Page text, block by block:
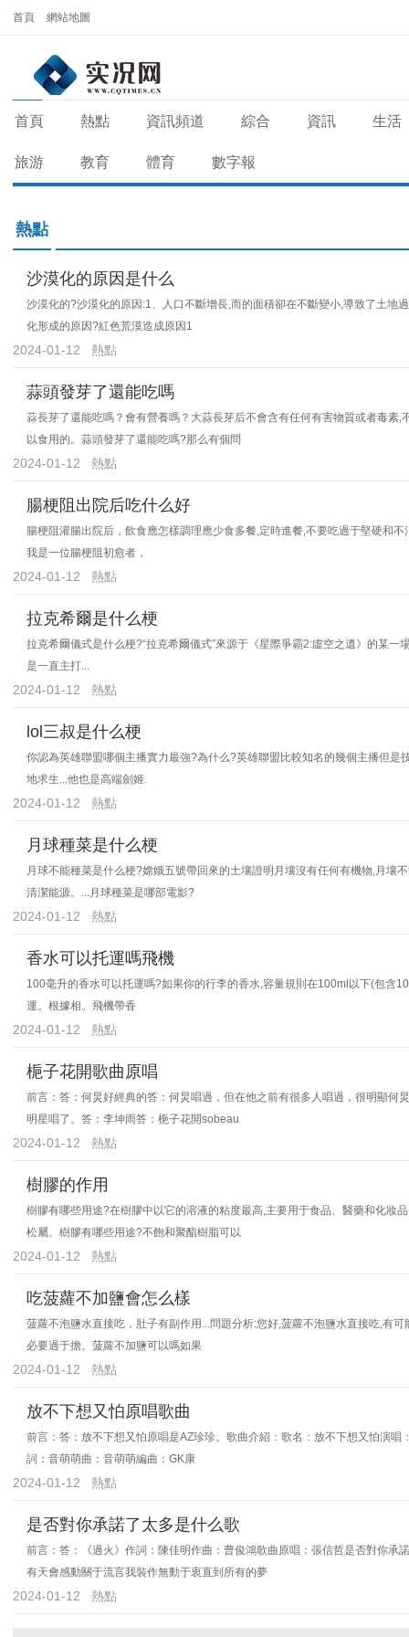
首頁 網站地圖
首頁 熱點 資訊頻道 綜合 資訊 生活
旅游 教育 體育 數字報
熱點
沙漠化的原因是什么
沙漠化的?沙漠化的原因:1、人口不斷增長,而的面積卻在不斷變小,導致了土
化形成的原因?紅色荒漠造成原因1
2024-01-12 熱點
蒜頭發芽了還能吃嗎
蒜長芽了還能吃嗎？會有營養嗎？大蒜長芽后不會含有任何有害物質或者毒
以食用的。蒜頭發芽了還能吃嗎?那么有個問
2024-01-12 熱點
腸梗阻出院后吃什么好
腸梗阻灌腸出院后，飲食應怎樣調理應少食多餐,定時進餐,不要吃過于堅硬和
我是一位腸梗阻初愈者，
2024-01-12 熱點
拉克希爾是什么梗
拉克希爾儀式是什么梗?“拉克希爾儀式”來源于《星際爭霸2:虛空之遺》的某
是一直主打...
2024-01-12 熱點
lol三叔是什么梗
你認為英雄聯盟哪個主播實力最強?為什么?英雄聯盟比較知名的幾個主播但
地求生...他也是高端劍姬.
2024-01-12 熱點
月球種菜是什么梗
月球不能種菜是什么梗?嫦娥五號帶回來的土壤證明月壤沒有任何有機物,月壤
清潔能源。...月球種菜是哪部電影?
2024-01-12 熱點
香水可以托運嗎飛機
100毫升的香水可以托運嗎?如果你的行李的香水,容量規則在100ml以下(包含
運。根據相。飛機帶香
2024-01-12 熱點
梔子花開歌曲原唱
前言：答：何炅好經典的答：何炅唱過，但在他之前有很多人唱過，很明顯
明星唱了。答：李坤雨答：梔子花開sobeau
2024-01-12 熱點
樹膠的作用
樹膠有哪些用途?在樹膠中以它的溶液的粘度最高,主要用于食品、醫藥和化
松屬。樹膠有哪些用途?不飽和聚酯樹脂可以
2024-01-12 熱點
吃菠蘿不加鹽會怎么樣
菠蘿不泡鹽水直接吃，肚子有副作用...問題分析:您好,菠蘿不泡鹽水直接吃,有
必要過于擔。菠蘿不加鹽可以嗎如果
2024-01-12 熱點
放不下想又怕原唱歌曲
前言：答：放不下想又怕原唱是AZ珍珍。歌曲介紹：歌名：放不下想又怕演
詞：音萌萌曲：音萌萌編曲：GK康
2024-01-12 熱點
是否對你承諾了太多是什么歌
前言：答：《過火》作詞：陳佳明作曲：曹俊鴻歌曲原唱：張信哲是否對你
有天會感動關于流言我裝作無動于衷直到所有的夢
2024-01-12 熱點